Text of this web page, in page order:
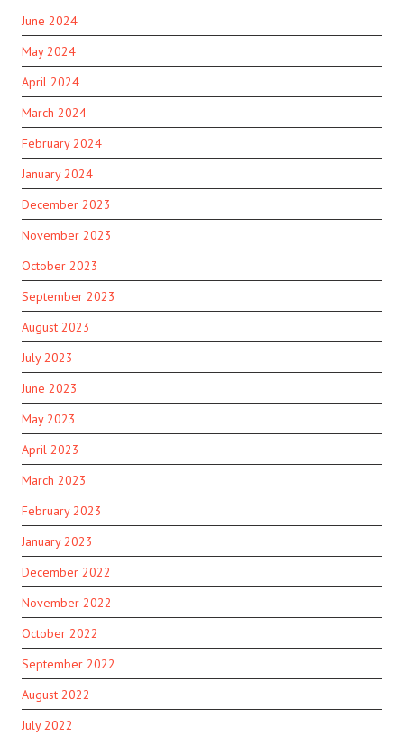
June 2024
May 2024
April 2024
March 2024
February 2024
January 2024
December 2023
November 2023
October 2023
September 2023
August 2023
July 2023
June 2023
May 2023
April 2023
March 2023
February 2023
January 2023
December 2022
November 2022
October 2022
September 2022
August 2022
July 2022